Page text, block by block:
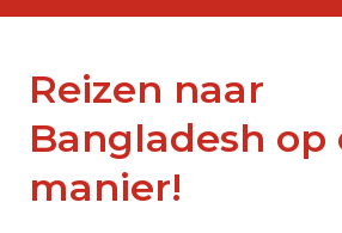
Reizen naar
Bangladesh op
manier!